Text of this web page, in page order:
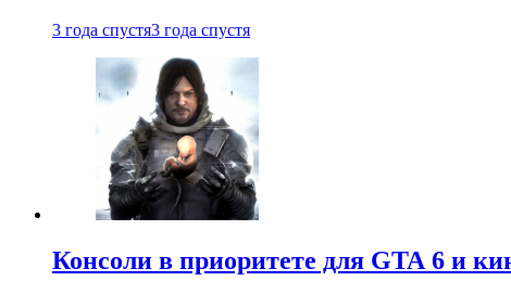
3 года спустя3 года спустя
Консоли в приоритете для GTA 6 и